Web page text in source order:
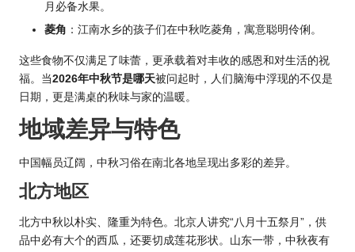
月必备水果。
菱角 ：江南水乡的孩子们在中秋吃菱角，寓意聪明伶俐。
这些食物不仅满足了味蕾，更承载着对丰收的感恩和对生活的祝
福。当2026年中秋节是哪天被问起时，人们脑海中浮现的不仅是
日期，更是满桌的秋味与家的温暖。
地域差异与特色
中国幅员辽阔，中秋习俗在南北各地呈现出多彩的差异。
北方地区
北方中秋以朴实、隆重为特色。北京人讲究“八月十五祭月”，供
品中必有大个的西瓜，还要切成莲花形状。山东一带，中秋夜有